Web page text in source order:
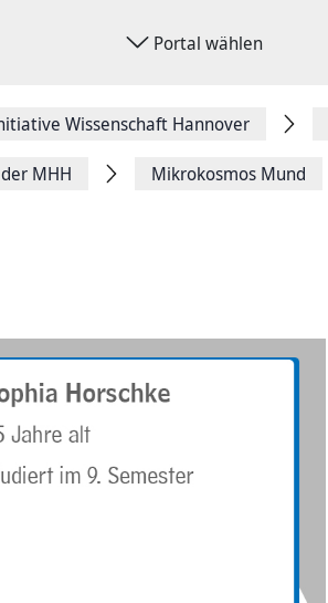
Portal wählen
Wissenschaft Hannover
MHH Mikrokosmos Mund